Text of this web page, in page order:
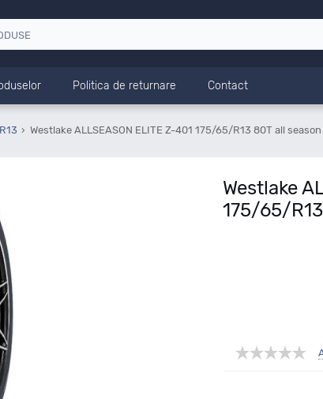
Politica de returnare Contact
Westlake ALLSEASON ELITE Z-401 175/65/R13 80T all season
Westlake
175/65/